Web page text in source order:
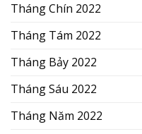
Tháng Chín 2022
Tháng Tám 2022
Tháng Bảy 2022
Tháng Sáu 2022
Tháng Năm 2022